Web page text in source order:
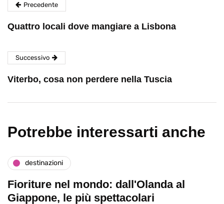
Precedente
Quattro locali dove mangiare a Lisbona
Successivo
Viterbo, cosa non perdere nella Tuscia
Potrebbe interessarti anche
destinazioni
Fioriture nel mondo: dall'Olanda al
Giappone, le più spettacolari